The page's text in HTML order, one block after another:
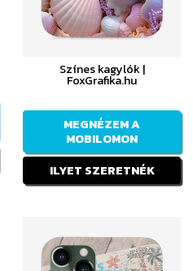
Színes kagylók |
FoxGrafika.hu
MEGNÉZEM A
MOBILOMON
ILYET SZERETNÉK